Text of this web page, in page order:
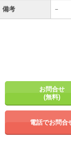
備考 －
お問合せ
(無料)
電話でお問合